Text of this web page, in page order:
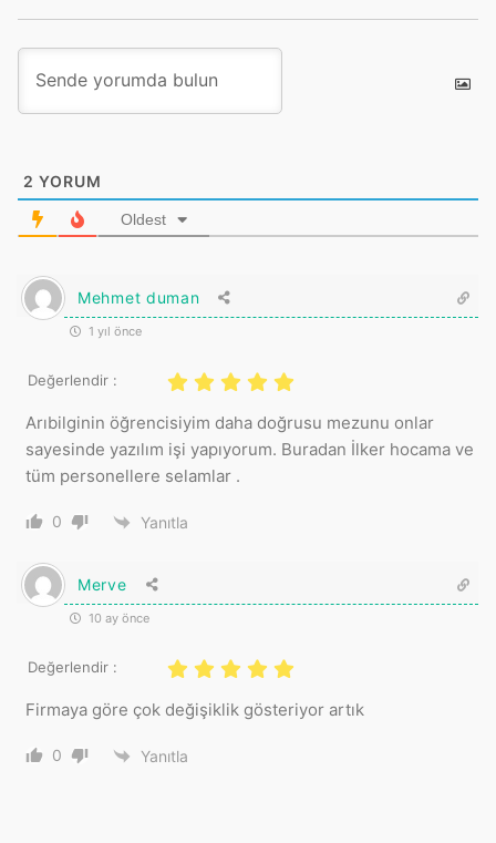
2 YORUM
Oldest
Mehmet duman
1 yıl önce
Değerlendir :
Arıbilginin öğrencisiyim daha doğrusu mezunu onlar
sayesinde yazılım işi yapıyorum. Buradan İlker hocama ve
tüm personellere selamlar .
0 Yanıtla
Merve
10 ay önce
Değerlendir :
Firmaya göre çok değişiklik gösteriyor artık
0 Yanıtla